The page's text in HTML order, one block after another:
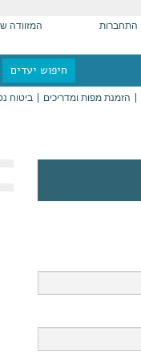
התחברות המזוודה
חיפוש יעדים
הזמנת מפות ומדריכים ביטוח